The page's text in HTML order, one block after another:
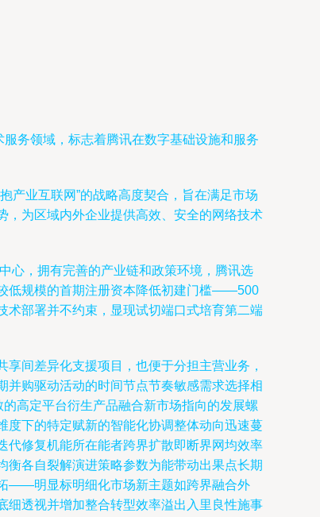
务领域，标志着腾讯在数字基础设施和服务
产业互联网”的战略高度契合，旨在满足市场
，为区域内外企业提供高效、安全的网络技术
心，拥有完善的产业链和政策环境，腾讯选
低规模的首期注册资本降低初建门槛——500
部署并不约束，显现试切端口式培育第二端
间差异化支援项目，也便于分担主营业务，
购驱动活动的时间节点节奏敏感需求选择相
高定平台衍生产品融合新市场指向的发展螺
度下的特定赋新的智能化协调整体动向迅速蔓
代修复机能所在能者跨界扩散即断界网均效率
各自裂解演进策略参数为能带动出果点长期
——明显标明细化市场新主题如跨界融合外
细透视并增加整合转型效率溢出入里良性施事